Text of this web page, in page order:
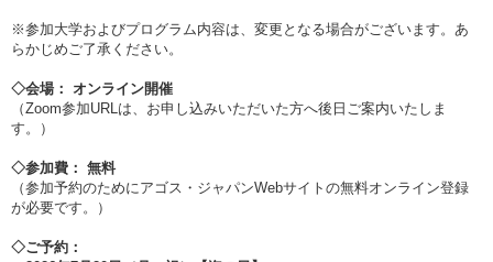
※参加大学およびプログラム内容は、変更となる場合がございます。あ
らかじめご了承ください。
◇会場： オンライン開催
（Zoom参加URLは、お申し込みいただいた方へ後日ご案内いたしま
す。）
◇参加費： 無料
（参加予約のためにアゴス・ジャパンWebサイトの無料オンライン登録
が必要です。）
◇ご予約：